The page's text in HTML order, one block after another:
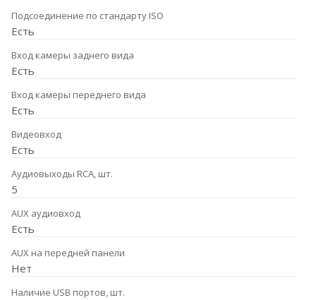
Подсоединение по стандарту ISO
Есть
Вход камеры заднего вида
Есть
Вход камеры переднего вида
Есть
Видеовход
Есть
Аудиовыходы RCA, шт.
5
AUX аудиовход
Есть
AUX на передней панели
Нет
Наличие USB портов, шт.